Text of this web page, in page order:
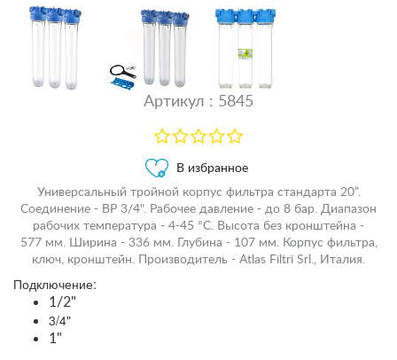
Артикул : 5845
В избранное
Универсальный тройной корпус фильтра стандарта 20”.
Соединение - ВР 3/4". Рабочее давление - до 8 бар. Диапазон
рабочих температура - 4-45 °С. Высота без кронштейна -
577 мм. Ширина - 336 мм. Глубина - 107 мм. Корпус фильтра,
ключ, кронштейн. Производитель - Atlas Filtri Srl., Италия.
Подключение:
1/2"
3/4"
1"